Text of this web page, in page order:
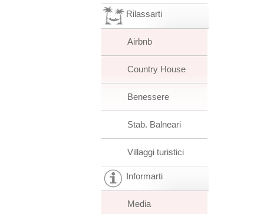
Rilassarti
Airbnb
Country House
Benessere
Stab. Balneari
Villaggi turistici
Informarti
Media